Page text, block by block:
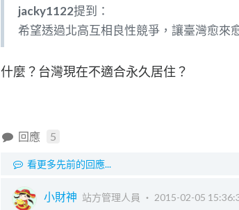
jacky1122提到：
希望透過北高互相良性競爭，讓臺灣愈來
什麼？台灣現在不適合永久居住？
回應 5
看更多先前的回應...
小財神 站方管理人員 ‧ 2015-02-05